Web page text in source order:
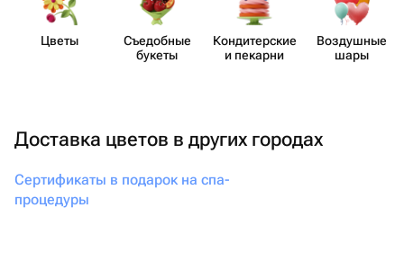
Цветы
Съедобные
букеты
Кондит​ерские
и пекарни
Воздушные
шары
Доставка цветов в других городах
Сертификаты в подарок на спа-
процедуры